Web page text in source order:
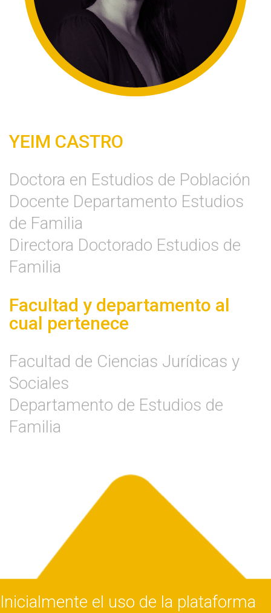
YEIM CASTRO
Doctora en Estudios de Población
Docente Departamento Estudios
de Familia
Directora Doctorado Estudios de
Familia
Facultad y departamento al
cual pertenece
Facultad de Ciencias Jurídicas y
Sociales
Departamento de Estudios de
Familia
Inicialmente el uso de la plataforma